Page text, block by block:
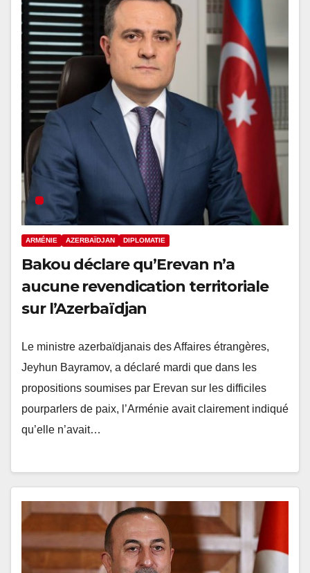
ARMÉNIE AZERBAÏDJAN DIPLOMATIE
Bakou déclare qu’Erevan n’a
aucune revendication territoriale
sur l’Azerbaïdjan
Le ministre azerbaïdjanais des Affaires étrangères,
Jeyhun Bayramov, a déclaré mardi que dans les
propositions soumises par Erevan sur les difficiles
pourparlers de paix, l’Arménie avait clairement indiqué
qu’elle n’avait…